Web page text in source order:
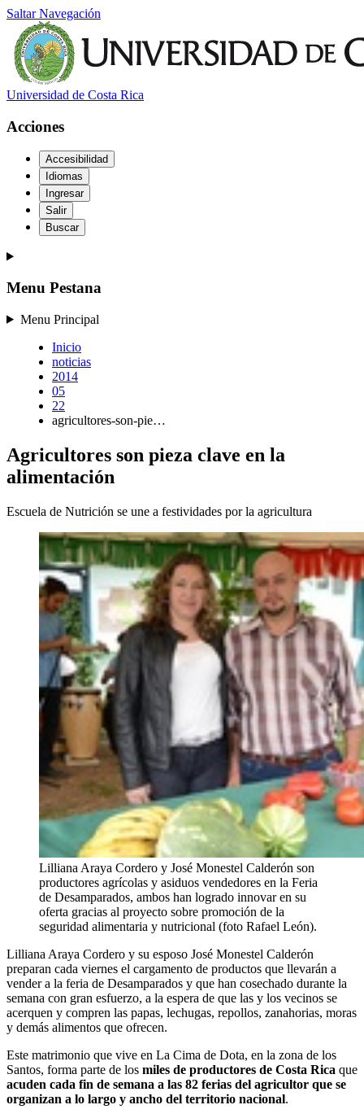
Saltar Navegación
Universidad de Costa Rica
Acciones
Accesibilidad
Idiomas
Ingresar
Salir
Buscar
Menu Pestana
Menu Principal
Inicio
noticias
2014
05
22
agricultores-son-pie…
Agricultores son pieza clave en la
alimentación
Escuela de Nutrición se une a festividades por la agricultura
Lilliana Araya Cordero y José Monestel Calderón son
productores agrícolas y asiduos vendedores en la Feria
de Desamparados, ambos han logrado innovar en su
oferta gracias al proyecto sobre promoción de la
seguridad alimentaria y nutricional (foto Rafael León).
Lilliana Araya Cordero y su esposo José Monestel Calderón
preparan cada viernes el cargamento de productos que llevarán a
vender a la feria de Desamparados y que han cosechado durante la
semana con gran esfuerzo, a la espera de que las y los vecinos se
acerquen y compren las papas, lechugas, repollos, zanahorias, moras
y demás alimentos que ofrecen.
Este matrimonio que vive en La Cima de Dota, en la zona de los
Santos, forma parte de los miles de productores de Costa Rica que
acuden cada fin de semana a las 82 ferias del agricultor que se
organizan a lo largo y ancho del territorio nacional.